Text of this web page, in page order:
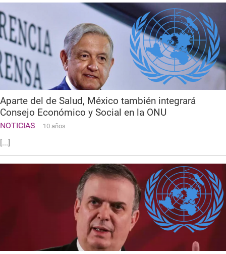
Aparte del de Salud, México también integrará
Consejo Económico y Social en la ONU
NOTICIAS 10 años
[...]